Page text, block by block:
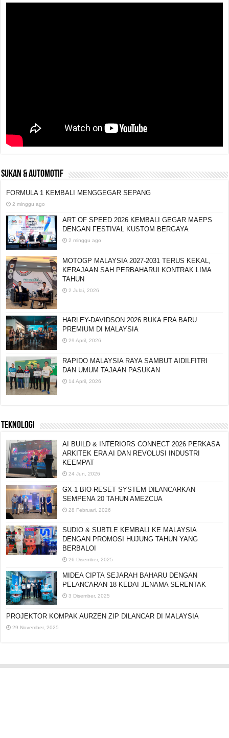
SUKAN & AUTOMOTIF
FORMULA 1 KEMBALI MENGGEGAR SEPANG
ART OF SPEED 2026 KEMBALI GEGAR MAEPS
DENGAN FESTIVAL KUSTOM BERGAYA
MOTOGP MALAYSIA 2027-2031 TERUS KEKAL,
KERAJAAN SAH PERBAHARUI KONTRAK LIMA
TAHUN
HARLEY-DAVIDSON 2026 BUKA ERA BARU
PREMIUM DI MALAYSIA
RAPIDO MALAYSIA RAYA SAMBUT AIDILFITRI
DAN UMUM TAJAAN PASUKAN
TEKNOLOGI
AI BUILD & INTERIORS CONNECT 2026 PERKASA
ARKITEK ERA AI DAN REVOLUSI INDUSTRI
KEEMPAT
24 Jun, 2026
GX-1 BIO-RESET SYSTEM DILANCARKAN
SEMPENA 20 TAHUN AMEZCUA
SUDIO & SUBTLE KEMBALI KE MALAYSIA
DENGAN PROMOSI HUJUNG TAHUN YANG
BERBALOI
26 Disember, 2025
MIDEA CIPTA SEJARAH BAHARU DENGAN
PELANCARAN 18 KEDAI JENAMA SERENTAK